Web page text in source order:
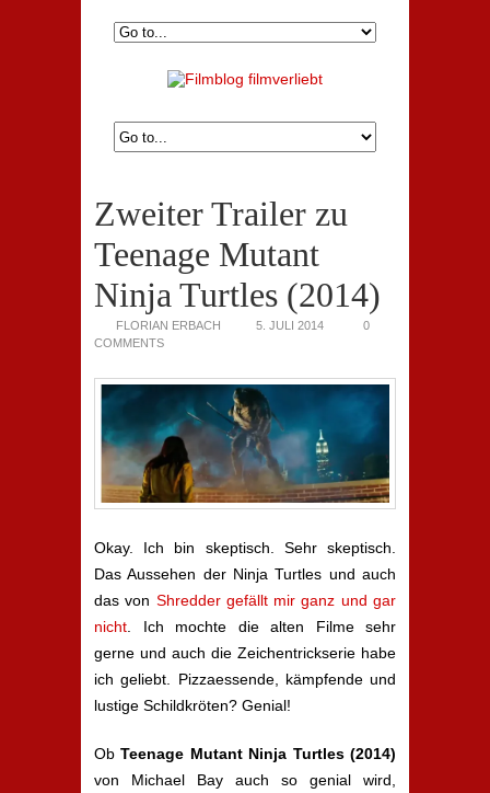
Zweiter Trailer zu
Teenage Mutant
Ninja Turtles (2014)
FLORIAN ERBACH 5. JULI 2014
0
COMMENTS
Okay. Ich bin skeptisch. Sehr skeptisch.
Das Aussehen der Ninja Turtles und auch
das von Shredder gefällt mir ganz und gar
nicht . Ich mochte die alten Filme sehr
gerne und auch die Zeichentrickserie habe
ich geliebt. Pizzaessende, kämpfende und
lustige Schildkröten? Genial!
ObTeenage Mutant Ninja Turtles (2014)
von Michael Bay auch so genial wird,